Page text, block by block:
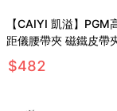
【CAIYI 凱溢】PGM
距儀腰帶夾 磁鐵皮帶
扣磁吸 硬殼保護套
$482